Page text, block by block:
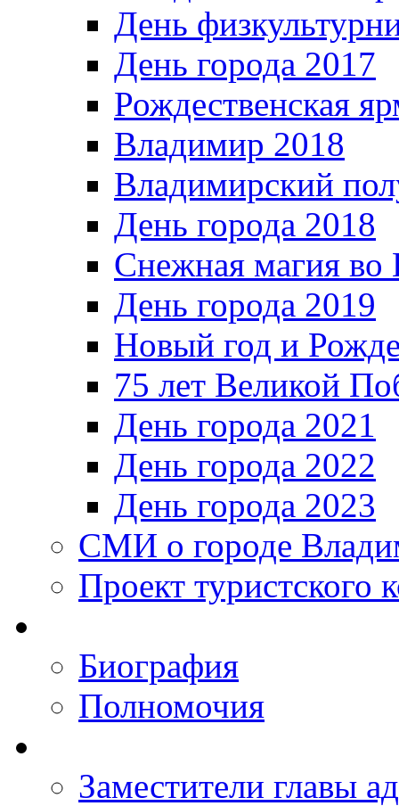
День
День города 2017
Рождественская
Владимир 2018
Владимирский
День города 2018
Снежная магия во
День города 2019
Новый год и
75 лет Великой
День города 2021
День города 2022
День города 2023
СМИ о городе
Проект туристского
Биография
Полномочия
Заместители главы